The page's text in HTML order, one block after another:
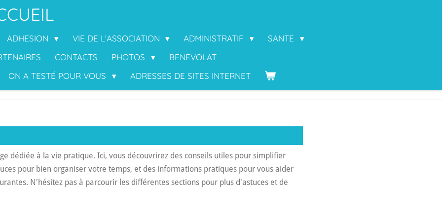
ADHESION VIE DE L'ASSOCIATION ADMINISTRATIF
SANTE
CONTACTS PHOTOS
BENEVOLAT
ON A TESTÉ POUR VOUS ADRESSES DE SITES INTERNET
dédiée à la vie pratique. Ici, vous découvrirez des conseils utiles pour simplifier
pour bien organiser votre temps, et des informations pratiques pour vous aider
N'hésitez pas à parcourir les différentes sections pour plus d'astuces et de